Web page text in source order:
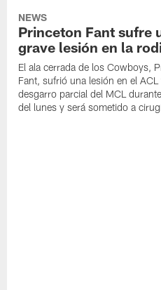
NEWS
Princeton Fant sufre
grave lesión en la
El ala cerrada de los Cowboys,
Fant, sufrió una lesión en el ACL
desgarro parcial del MCL
del lunes y será sometido a